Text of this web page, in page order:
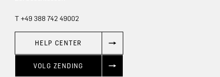
T +49 388 742 49002
HELP CENTER
VOLG ZENDING